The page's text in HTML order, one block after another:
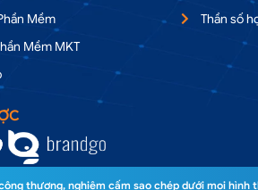
Mềm
Mềm MKT
Thần số
thương, nghiêm cấm sao chép dưới mọi